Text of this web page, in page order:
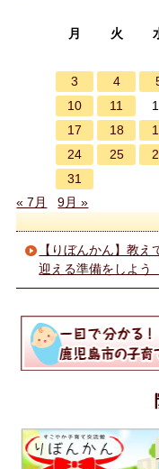
月
火
3
4
10
11
17
18
24
25
31
« 7月
9月 »
【りぼんかん】教
迎える準備をしよう